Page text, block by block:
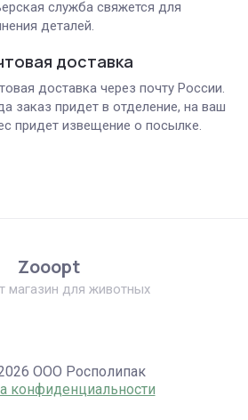
служба свяжется для
деталей.
доставка
доставка через почту России.
заказ придет в отделение, на ваш
придет извещение о посылке.
Zooopt
магазин для животных
ООО Росполипак
конфиденциальности